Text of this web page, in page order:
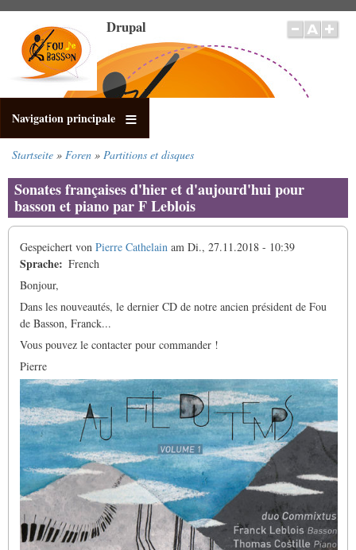
Inhalt
Drupal
Navigation principale
Startseite Foren Partitions et disques
Sonates françaises d'hier et d'aujourd'hui pour
basson et piano par F Leblois
Gespeichert von Pierre Cathelain am Di., 27.11.2018 - 10:39
Sprache
French
Bonjour,
Dans les nouveautés, le dernier CD de notre ancien président de Fou
de Basson, Franck...
Vous pouvez le contacter pour commander !
Pierre